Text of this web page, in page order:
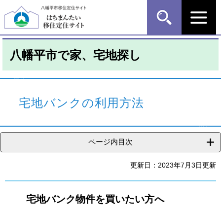
ー
の
す
ニ
ー
し
八幡平市で家、宅地探し
宅地バンクの利用方法
ページ内目次
更新日：2023年7月3日更新
宅地バンク物件を買いたい方へ